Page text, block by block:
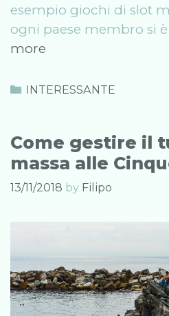
esempio giochi di slot
ogni paese membro si
more
le
gioco
d’azzardo
online
Categories
INTERESSANTE
Come gestire il
massa alle
13/11/2018 by Filipo